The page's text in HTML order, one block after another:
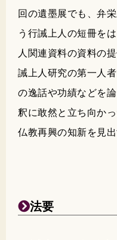
回の遺墨展でも、弁
う行誡上人の短冊を
人関連資料の資料の
誡上人研究の第一人
の逸話や功績などを
釈に敢然と立ち向か
仏教再興の知新を見
法要